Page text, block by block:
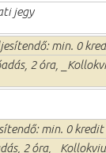
jegy
min. 0
2 óra,
min. 0 kredit
2 óra,